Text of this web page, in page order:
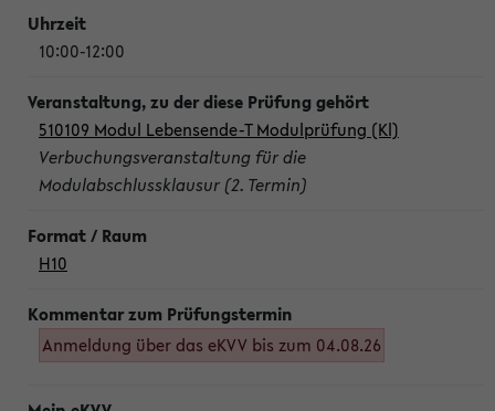
10:00-12:00
510109 Modul Lebensende-T Modulprüfung (Kl)
Verbuchungsveranstaltung für die
Modulabschlussklausur (2. Termin)
H10
Anmeldung über das eKVV bis zum 04.08.26